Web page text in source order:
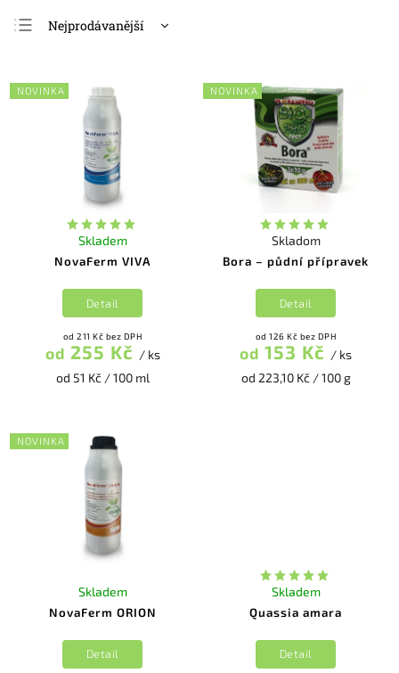
Nejprodávanější
Nejdražší
Abecedně
NOVINKA
NovaFerm VIVA
Skladem
od 211 Kč bez DPH
od 255 Kč / ks
od 51 Kč / 100 ml
Detail
NOVINKA
Bora – půdní přípravek
Skladom
od 126 Kč bez DPH
od 153 Kč / ks
od 223,10 Kč / 100 g
Detail
NOVINKA
NovaFerm ORION
Skladem
Detail
Quassia amara
Skladem
Detail